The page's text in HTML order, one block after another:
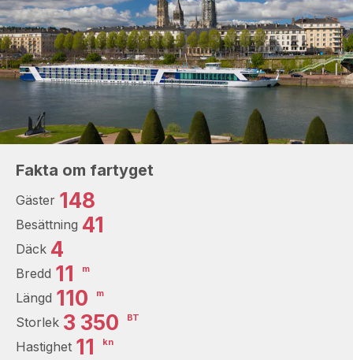
Fakta om fartyget
Gäster 148
Besättning 41
Däck 4
Bredd 11 m
Längd 110 m
Storlek 3 350 BT
Hastighet 11 kn